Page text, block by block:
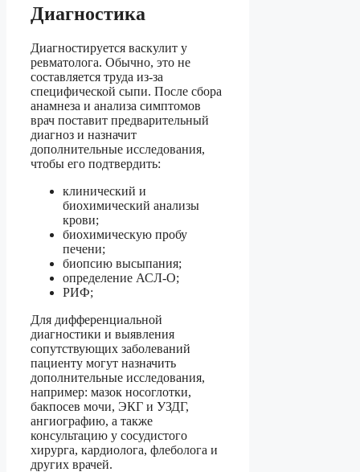
Диагностика
Диагностируется васкулит у
ревматолога. Обычно, это не
составляется труда из-за
специфической сыпи. После сбора
анамнеза и анализа симптомов
врач поставит предварительный
диагноз и назначит
дополнительные исследования,
чтобы его подтвердить:
клинический и
биохимический анализы
крови;
биохимическую пробу
печени;
биопсию высыпания;
определение АСЛ-О;
РИФ;
Для дифференциальной
диагностики и выявления
сопутствующих заболеваний
пациенту могут назначить
дополнительные исследования,
например: мазок носоглотки,
бакпосев мочи, ЭКГ и УЗДГ,
ангиографию, а также
консультацию у сосудистого
хирурга, кардиолога, флеболога и
других врачей.